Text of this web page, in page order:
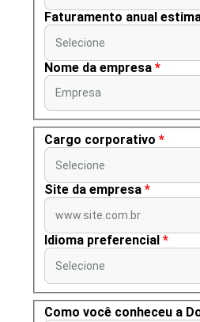
Faturamento anual
Selecione
Nome da empresa *
Empresa
Cargo corporativo *
Selecione
Site da empresa *
www.site.com.br
Idioma preferencial *
Selecione
Como você conheceu a